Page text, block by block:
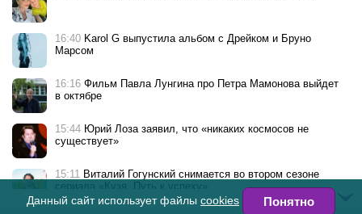
16:40 Karol G выпустила альбом с Дрейком и Бруно
Марсом
16:16 Фильм Павла Лунгина про Петра Мамонова выйдет
в октябре
15:44 Юрий Лоза заявил, что «никаких космосов не
существует»
15:11
Виталий Гогунский снимается во втором сезоне
сериала «Кузя. Путь к успеху»
Данный сайт использует файлы cookies Понятно